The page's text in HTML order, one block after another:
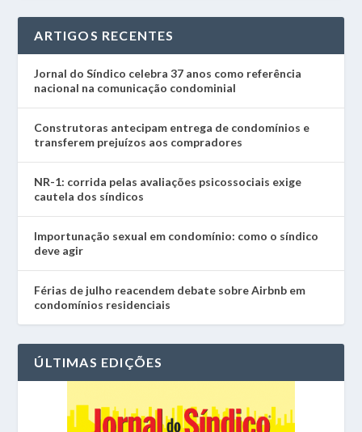
ARTIGOS RECENTES
Jornal do Síndico celebra 37 anos como referência
nacional na comunicação condominial
Construtoras antecipam entrega de condomínios e
transferem prejuízos aos compradores
NR-1: corrida pelas avaliações psicossociais exige
cautela dos síndicos
Importunação sexual em condomínio: como o síndico
deve agir
Férias de julho reacendem debate sobre Airbnb em
condomínios residenciais
ÚLTIMAS EDIÇÕES